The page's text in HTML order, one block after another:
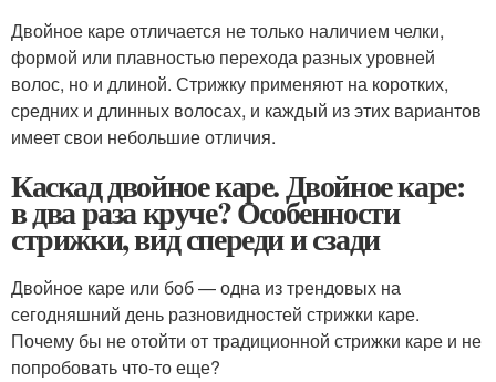
Двойное каре отличается не только наличием челки,
формой или плавностью перехода разных уровней
волос, но и длиной. Стрижку применяют на коротких,
средних и длинных волосах, и каждый из этих вариантов
имеет свои небольшие отличия.
Каскад двойное каре. Двойное каре:
в два раза круче? Особенности
стрижки, вид спереди и сзади
Двойное каре или боб — одна из трендовых на
сегодняшний день разновидностей стрижки каре.
Почему бы не отойти от традиционной стрижки каре и не
попробовать что-то еще?